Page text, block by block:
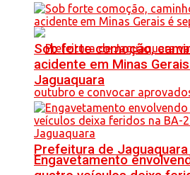
Prefeitura de
Sob forte comoção,
acidente em Minas
Jaguaquara
Engavetamento